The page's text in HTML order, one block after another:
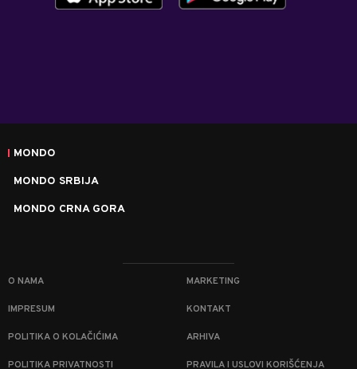
MONDO
MONDO SRBIJA
MONDO CRNA GORA
O NAMA MARKETING
IMPRESUM KONTAKT
POLITIKA O KOLAČIĆIMA ARHIVA
POLITIKA PRIVATNOSTI PRAVILA I USLOVI KORIŠĆENJA